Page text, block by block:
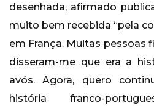
desenhada, afirmado
muito bem recebida “pela
em França. Muitas pessoas
disseram-me que era a
avós. Agora, quero
história franco-